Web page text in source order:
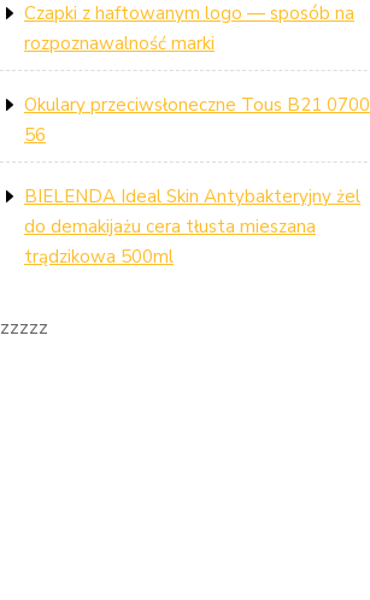
Czapki z haftowanym logo — sposób na
rozpoznawalność marki
Okulary przeciwsłoneczne Tous B21 0700
56
BIELENDA Ideal Skin Antybakteryjny żel
do demakijażu cera tłusta mieszana
trądzikowa 500ml
zzzzz